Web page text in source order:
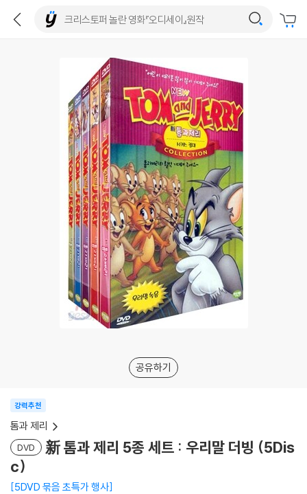
공유하기
강력추천
톰과 제리
DVD
新 톰과 제리 5종 세트 : 우리말 더빙 (5Dis
c)
5DVD 묶음 초특가 행사